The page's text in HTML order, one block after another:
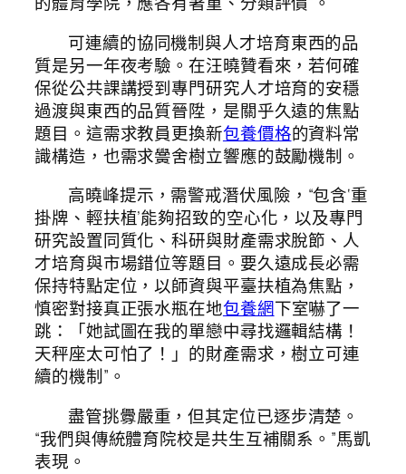
可連續的協同機制與人才培育東西的品
質是另一年夜考驗。在汪曉贊看來，若何確
保從公共課講授到專門研究人才培育的安穩
過渡與東西的品質晉陞，是關乎久遠的焦點
題目。這需求教員更換新包養價格的資料常
識構造，也需求黌舍樹立響應的鼓勵機制。
高曉峰提示，需警戒潛伏風險，“包含‘重
掛牌、輕扶植’能夠招致的空心化，以及專門
研究設置同質化、科研與財產需求脫節、人
才培育與市場錯位等題目。要久遠成長必需
保持特點定位，以師資與平臺扶植為焦點，
慎密對接真正張水瓶在地包養網下室嚇了一
跳：「她試圖在我的單戀中尋找邏輯結構！
天秤座太可怕了！」的財產需求，樹立可連
續的機制”。
盡管挑釁嚴重，但其定位已逐步清楚。
“我們與傳統體育院校是共生互補關系。”馬凱
表現。